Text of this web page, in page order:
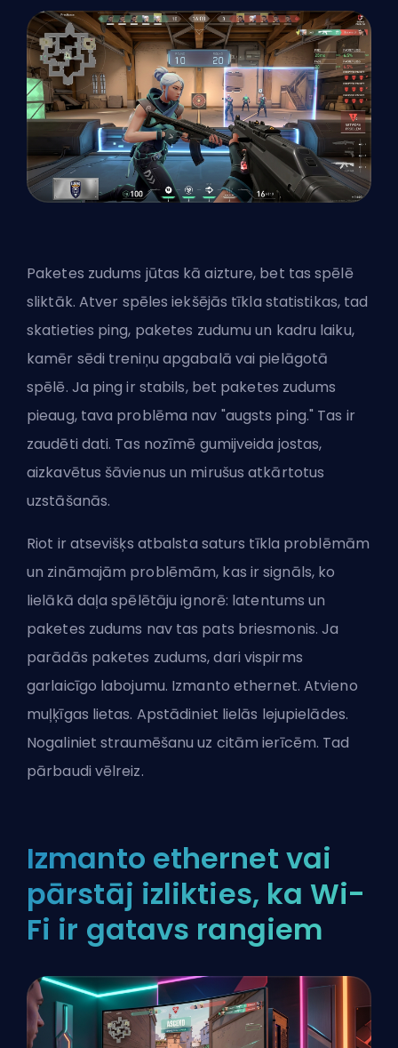
Paketes zudums jūtas kā aizture, bet tas spēlē
sliktāk. Atver spēles iekšējās tīkla statistikas, tad
skatieties ping, paketes zudumu un kadru laiku,
kamēr sēdi treniņu apgabalā vai pielāgotā
spēlē. Ja ping ir stabils, bet paketes zudums
pieaug, tava problēma nav "augsts ping." Tas ir
zaudēti dati. Tas nozīmē gumijveida jostas,
aizkavētus šāvienus un mirušus atkārtotus
uzstāšanās.
Riot ir atsevišķs atbalsta saturs tīkla problēmām
un zināmajām problēmām, kas ir signāls, ko
lielākā daļa spēlētāju ignorē: latentums un
paketes zudums nav tas pats briesmonis. Ja
parādās paketes zudums, dari vispirms
garlaicīgo labojumu. Izmanto ethernet. Atvieno
muļķīgas lietas. Apstādiniet lielās lejupielādes.
Nogaliniet straumēšanu uz citām ierīcēm. Tad
pārbaudi vēlreiz.
Izmanto ethernet vai
pārstāj izlikties, ka Wi-
Fi ir gatavs rangiem